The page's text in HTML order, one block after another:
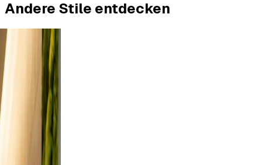
Andere Stile entdecken